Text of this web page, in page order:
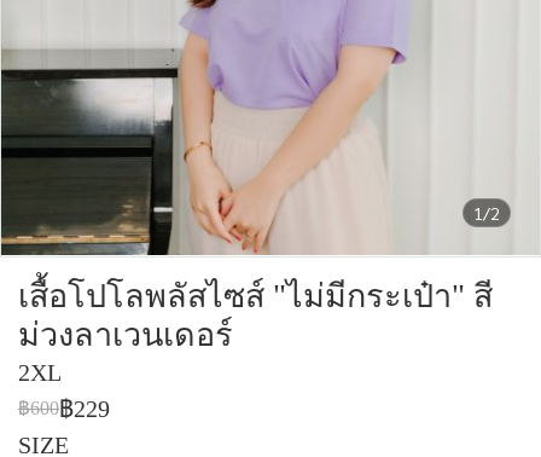
1/2
เสื้อโปโลพลัสไซส์ "ไม่มีกระเป๋า" สี
ม่วงลาเวนเดอร์
2XL
฿600฿229
SIZE